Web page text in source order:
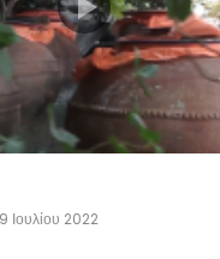
9 Ιουλίου 2022